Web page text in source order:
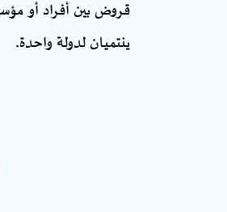
قروض بين أفراد أو
ينتميان لدولة واحدة.